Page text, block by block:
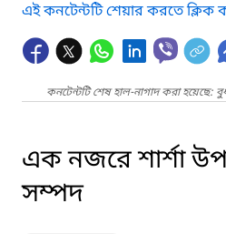
এই কনটেন্টটি শেয়ার করতে
কনটেন্টটি শেষ হাল-নাগাদ করা
এক নজরে শার্শা
সম্পদ